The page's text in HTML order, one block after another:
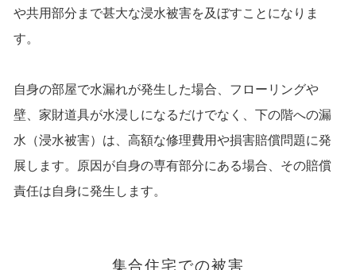
や共用部分まで甚大な浸水被害を及ぼすことになりま
す。
自身の部屋で水漏れが発生した場合、フローリングや
壁、家財道具が水浸しになるだけでなく、下の階への漏
水（浸水被害）は、高額な修理費用や損害賠償問題に発
展します。原因が自身の専有部分にある場合、その賠償
責任は自身に発生します。
集合住宅での被害